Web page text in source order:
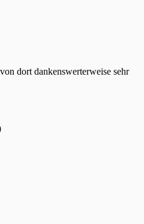
dort dankenswerterweise sehr